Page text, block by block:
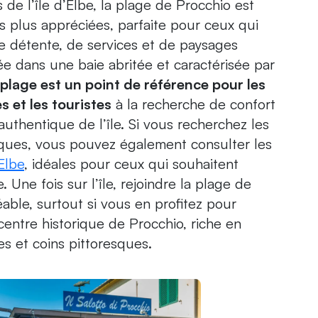
l’île d’Elbe, la plage de Procchio est
plus appréciées, parfaite pour ceux qui
détente, de services et de paysages
dans une baie abritée et caractérisée par
est un point de référence pour les
et les touristes à la recherche de confort
de l’île. Si vous recherchez les
vous pouvez également consulter les
, idéales pour ceux qui souhaitent
Une fois sur l’île, rejoindre la plage de
surtout si vous en profitez pour
historique de Procchio, riche en
et coins pittoresques.